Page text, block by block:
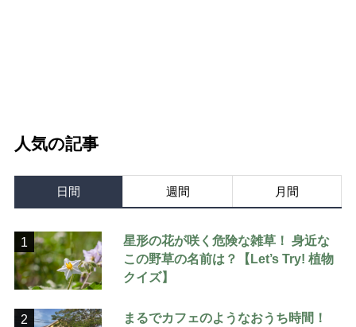
人気の記事
日間 週間 月間
1
星形の花が咲く危険な雑草！ 身近な
この野草の名前は？【Let’s Try! 植物
クイズ】
2
まるでカフェのようなおうち時間！